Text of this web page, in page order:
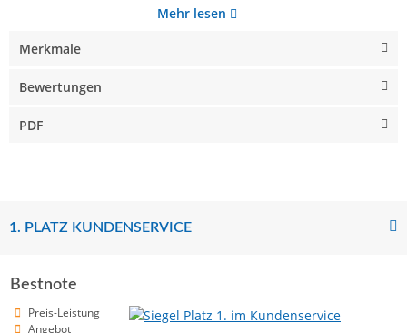
Mehr lesen
Merkmale
Bewertungen
PDF
1. PLATZ KUNDENSERVICE
Bestnote
Preis-Leistung
Angebot